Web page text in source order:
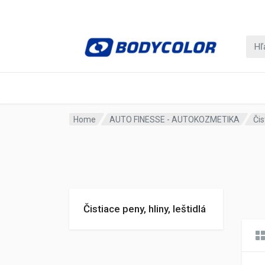
Home AUTO FINESSE - AUTOKOZMETIKA
Čistiace peny, hliny, leštidlá